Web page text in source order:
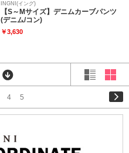
INGNI(イング)
【S～Mサイズ】デニムカーブパンツ
(デニム/コン)
￥3,630
4 5